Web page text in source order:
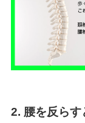
2. 腰を反らす